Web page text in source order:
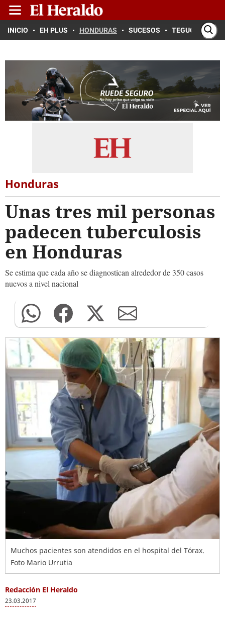
INICIO EH PLUS HONDURAS SUCESOS TEGUCIGALPA
Honduras
Unas tres mil personas
padecen tuberculosis
en Honduras
Se estima que cada año se diagnostican alrededor de 350 casos
nuevos a nivel nacional
Muchos pacientes son atendidos en el hospital del Tórax.
Foto Mario Urrutia
Redacción El Heraldo
23.03.2017